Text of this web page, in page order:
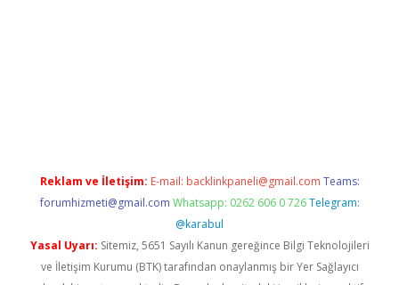
Reklam ve İletişim: E-mail: backlinkpaneli@gmail.com Teams:
forumhizmeti@gmail.com Whatsapp: 0262 606 0 726 Telegram:
@karabul
Yasal Uyarı: Sitemiz, 5651 Sayılı Kanun gereğince Bilgi Teknolojileri
ve İletişim Kurumu (BTK) tarafından onaylanmış bir Yer Sağlayıcı